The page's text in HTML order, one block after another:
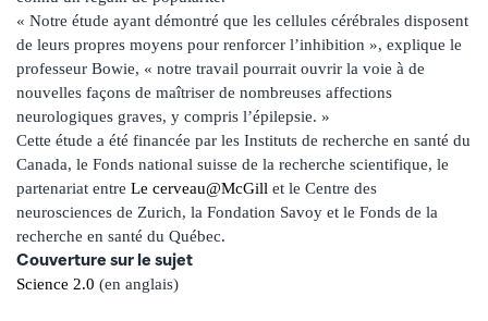
« Notre étude ayant démontré que les cellules cérébrales disposent
de leurs propres moyens pour renforcer l’inhibition », explique le
professeur Bowie, « notre travail pourrait ouvrir la voie à de
nouvelles façons de maîtriser de nombreuses affections
neurologiques graves, y compris l’épilepsie. »
Cette étude a été financée par les Instituts de recherche en santé du
Canada, le Fonds national suisse de la recherche scientifique, le
partenariat entre Le cerveau@McGill et le Centre des
neurosciences de Zurich, la Fondation Savoy et le Fonds de la
recherche en santé du Québec.
Couverture sur le sujet
Science 2.0 (en anglais)